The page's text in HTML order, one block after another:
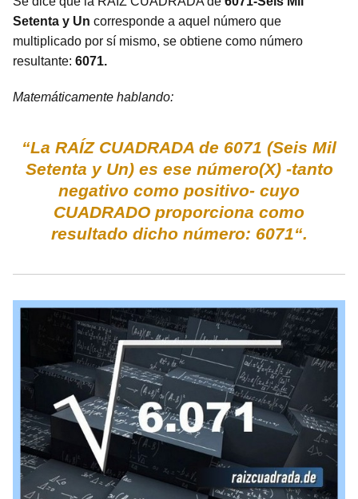
Setenta y Un corresponde a aquel número que
multiplicado por sí mismo, se obtiene como número
resultante: 6071.
Matemáticamente hablando:
“La RAÍZ CUADRADA de 6071 (Seis Mil
Setenta y Un) es ese número(X) -tanto
negativo como positivo- cuyo
CUADRADO proporciona como
resultado dicho número: 6071“.